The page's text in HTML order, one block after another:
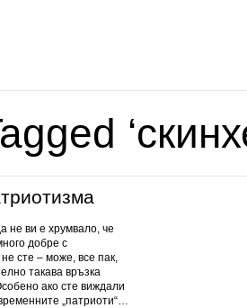
не ви е хрумвало, че
добре с
сте – може, все пак,
такава връзка
ако сте виждали
„патриоти“…